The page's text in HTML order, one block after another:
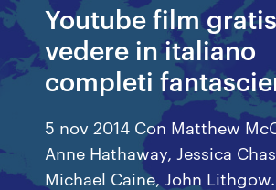
Youtube film
vedere in italiano
completi
5 nov 2014 Con Matthew
Anne Hathaway, Jessica
Michael Caine, John Lithgow.